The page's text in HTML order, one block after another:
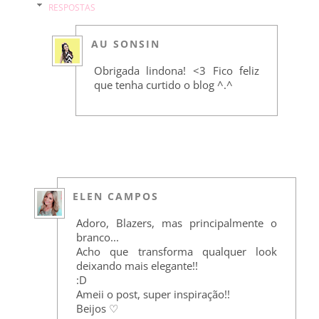
RESPOSTAS
AU SONSIN
Obrigada lindona! <3 Fico feliz
que tenha curtido o blog ^.^
ELEN CAMPOS
Adoro, Blazers, mas principalmente o
branco...
Acho que transforma qualquer look
deixando mais elegante!!
:D
Ameii o post, super inspiração!!
Beijos ♡